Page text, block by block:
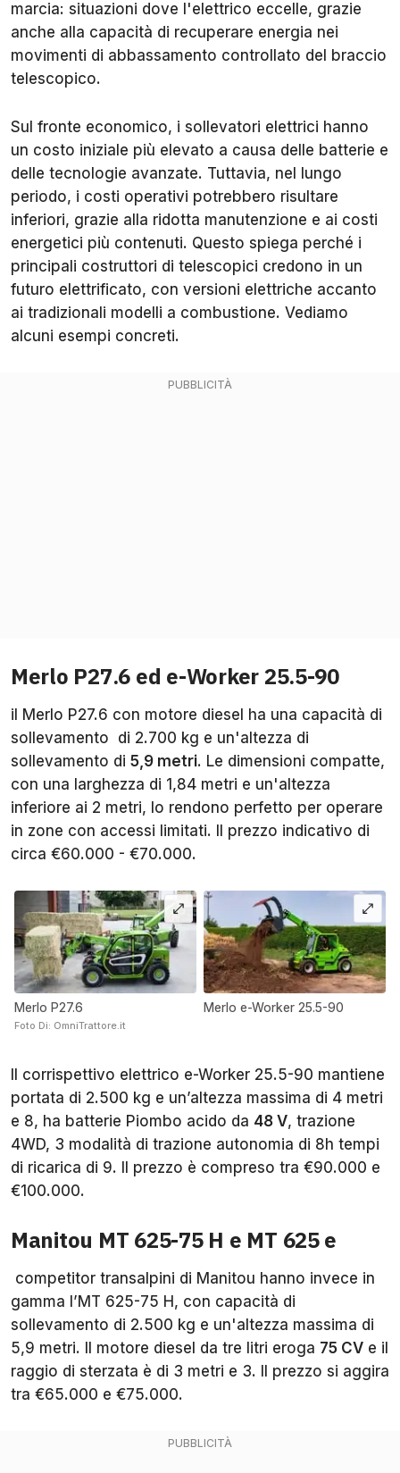
marcia: situazioni dove l'elettrico eccelle, grazie
anche alla capacità di recuperare energia nei
movimenti di abbassamento controllato del braccio
telescopico.
Sul fronte economico, i sollevatori elettrici hanno
un costo iniziale più elevato a causa delle batterie e
delle tecnologie avanzate. Tuttavia, nel lungo
periodo, i costi operativi potrebbero risultare
inferiori, grazie alla ridotta manutenzione e ai costi
energetici più contenuti. Questo spiega perché i
principali costruttori di telescopici credono in un
futuro elettrificato, con versioni elettriche accanto
ai tradizionali modelli a combustione. Vediamo
alcuni esempi concreti.
Merlo P27.6 ed e-Worker 25.5-90
il Merlo P27.6 con motore diesel ha una capacità di
sollevamento di 2.700 kg e un'altezza di
sollevamento di 5,9 metri. Le dimensioni compatte,
con una larghezza di 1,84 metri e un'altezza
inferiore ai 2 metri, lo rendono perfetto per operare
in zone con accessi limitati. Il prezzo indicativo di
circa €60.000 - €70.000.
Merlo P27.6
Foto Di: OmniTrattore.it
Merlo e-Worker 25.5-90
Il corrispettivo elettrico e-Worker 25.5-90 mantiene
portata di 2.500 kg e un’altezza massima di 4 metri
e 8, ha batterie Piombo acido da 48 V, trazione
4WD, 3 modalità di trazione autonomia di 8h tempi
di ricarica di 9. Il prezzo è compreso tra €90.000 e
€100.000.
Manitou MT 625-75 H e MT 625 e
competitor transalpini di Manitou hanno invece in
gamma l’MT 625-75 H, con capacità di
sollevamento di 2.500 kg e un'altezza massima di
5,9 metri. Il motore diesel da tre litri eroga 75 CV e il
raggio di sterzata è di 3 metri e 3. Il prezzo si aggira
tra €65.000 e €75.000.